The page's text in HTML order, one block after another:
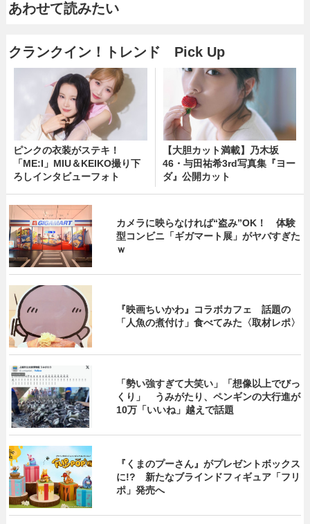
あわせて読みたい
クランクイン！トレンド Pick Up
ピンクの衣装がステキ！
「ME:I」MIU＆KEIKO撮り下
ろしインタビューフォト
【大胆カット満載】乃木坂
46・与田祐希3rd写真集『ヨー
ダ』公開カット
カメラに映らなければ“盗み”OK！ 体験
型コンビニ「ギガマート展」がヤバすぎた
ｗ
『映画ちいかわ』コラボカフェ 話題の
「人魚の煮付け」食べてみた〈取材レポ〉
「勢い強すぎて大笑い」「想像以上でびっ
くり」 うみがたり、ペンギンの大行進が
10万「いいね」越えで話題
『くまのプーさん』がプレゼントボックス
に!? 新たなブラインドフィギュア「フリ
ポ」発売へ